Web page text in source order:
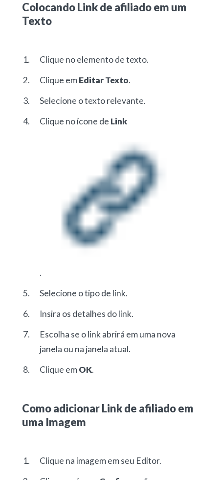
Colocando Link de afiliado em um
Texto
Clique no elemento de texto.
Clique emEditar Texto.
Selecione o texto relevante.
Clique no ícone de Link
.
Selecione o tipo de link.
Insira os detalhes do link.
Escolha se o link abrirá em uma nova
janela ou na janela atual.
Clique emOK.
Como adicionar Link de afiliado em
uma Imagem
Clique na imagem em seu Editor.